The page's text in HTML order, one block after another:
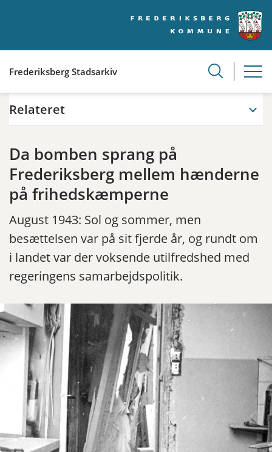
Frederiksberg Stadsarkiv
Relateret
Da bomben sprang på
Frederiksberg mellem hænderne
på frihedskæmperne
August 1943: Sol og sommer, men
besættelsen var på sit fjerde år, og rundt om
i landet var der voksende utilfredshed med
regeringens samarbejdspolitik.